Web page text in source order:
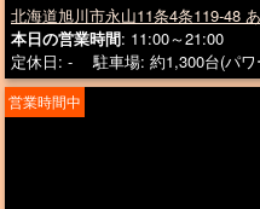
北海道旭川市永山11条4条119-48
本日の営業時間: 11:00～21:00
定休日: - 駐車場: 約1,300台(パワ
営業時間中